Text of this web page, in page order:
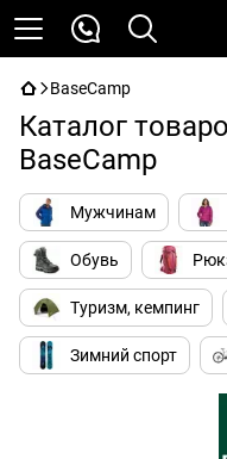
BaseCamp
Каталог
BaseCamp
Мужчинам
Обувь
Туризм, кемпинг
Зимний спорт